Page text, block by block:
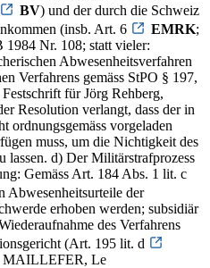
BV) und der durch die Schweiz
(insb. Art. 6
EMRK;
1984 Nr. 108; statt vieler:
Abwesenheitsverfahren
Verfahrens gemäss StPO § 197,
für Jörg Rehberg,
Resolution verlangt, dass der in
ordnungsgemäss vorgeladen
muss, um die Nichtigkeit des
lassen. d) Der Militärstrafprozess
Gemäss Art. 184 Abs. 1 lit. c
Abwesenheitsurteile der
erhoben werden; subsidiär
des Verfahrens
(Art. 195 lit. d
MAILLEFER, Le